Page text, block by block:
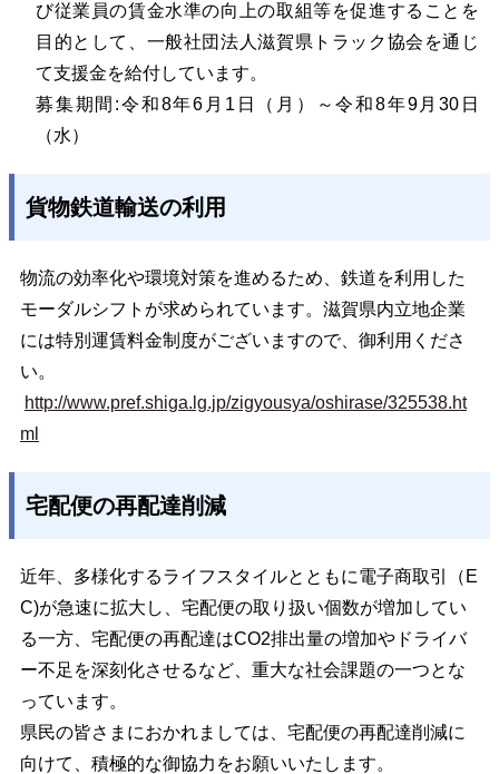
び従業員の賃金水準の向上の取組等を促進することを
目的として、 一般社団法人滋賀県トラック協会を通じ
て支援金を給付しています。
募集期間:令和8年6月1日（月）～令和8年9月30日
（水）
貨物鉄道輸送の利用
物流の効率化や環境対策を進めるため、鉄道を利用した
モーダルシフトが求められています。滋賀県内立地企業
には特別運賃料金制度がございますので、御利用くださ
い。
http://www.pref.shiga.lg.jp/zigyousya/oshirase/325538.ht
ml
宅配便の再配達削減
近年、多様化するライフスタイルとともに電子商取引（E
C)が急速に拡大し、宅配便の取り扱い個数が増加してい
る一方、宅配便の再配達はCO2排出量の増加やドライバ
ー不足を深刻化させるなど、重大な社会課題の一つとな
っています。
県民の皆さまにおかれましては、宅配便の再配達削減に
向けて、積極的な御協力をお願いいたします。